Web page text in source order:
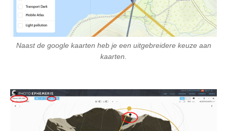
Naast de google kaarten heb je een uitgebreidere keuze aan
kaarten.